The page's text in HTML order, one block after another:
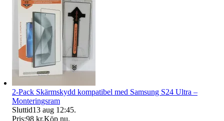
2-Pack Skärmskydd kompatibel med Samsung S24 Ultra –
Monteringsram
Sluttid13 aug 12:45.
Pris:98 kr,Köp nu.